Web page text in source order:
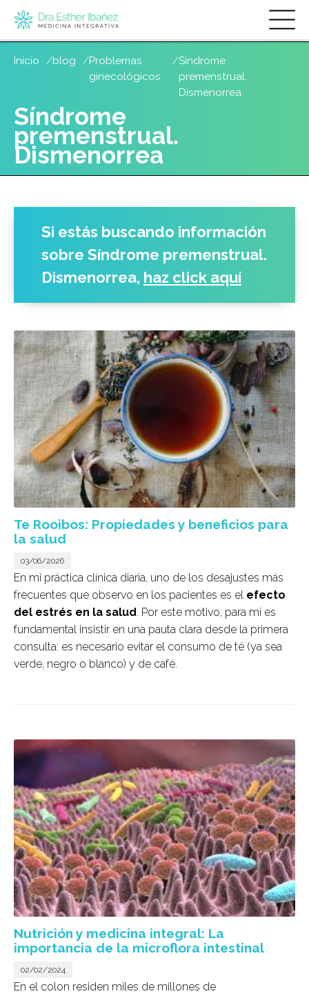
Inicio blog
Problemas
ginecológicos
Síndrome
premenstrual.
Dismenorrea
Síndrome
premenstrual.
Dismenorrea
Si estás buscando información
sobre Síndrome premenstrual.
Dismenorrea, haz click aquí
Te Rooibos: Propiedades y beneficios para
la salud
03/06/2026
En mi práctica clínica diaria, uno de los desajustes más
frecuentes que observo en los pacientes es el efecto
del estrés en la salud. Por este motivo, para mí es
fundamental insistir en una pauta clara desde la primera
consulta: es necesario evitar el consumo de té (ya sea
verde, negro o blanco) y de café.
Nutrición y medicina integral: La
importancia de la microflora intestinal
02/02/2024
En el colon residen miles de millones de